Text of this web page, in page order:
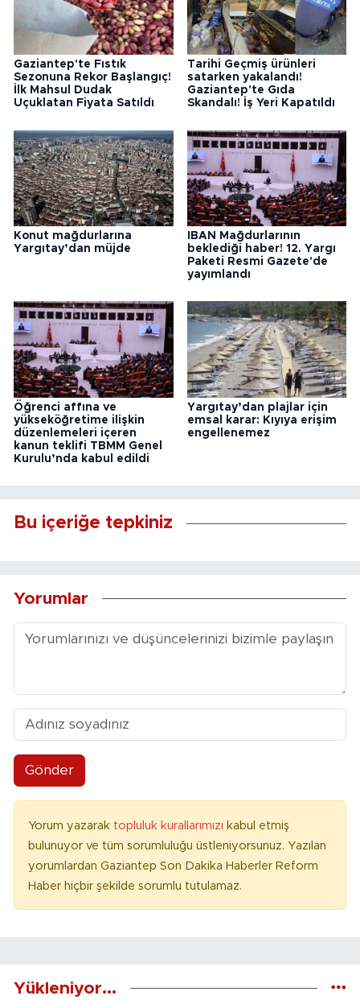
Gaziantep'te Fıstık
Sezonuna Rekor Başlangıç!
İlk Mahsul Dudak
Uçuklatan Fiyata Satıldı
Tarihi Geçmiş ürünleri
satarken yakalandı!
Gaziantep'te Gıda
Skandalı! İş Yeri Kapatıldı
Konut mağdurlarına
Yargıtay’dan müjde
IBAN Mağdurlarının
beklediği haber! 12. Yargı
Paketi Resmi Gazete'de
yayımlandı
Öğrenci affına ve
yükseköğretime ilişkin
düzenlemeleri içeren
kanun teklifi TBMM Genel
Kurulu’nda kabul edildi
Yargıtay’dan plajlar için
emsal karar: Kıyıya erişim
engellenemez
Bu içeriğe tepkiniz
Yorumlar
Gönder
Yorum yazarak topluluk kurallarımızı kabul etmiş
bulunuyor ve tüm sorumluluğu üstleniyorsunuz. Yazılan
yorumlardan Gaziantep Son Dakika Haberler Reform
Haber hiçbir şekilde sorumlu tutulamaz.
Yükleniyor...